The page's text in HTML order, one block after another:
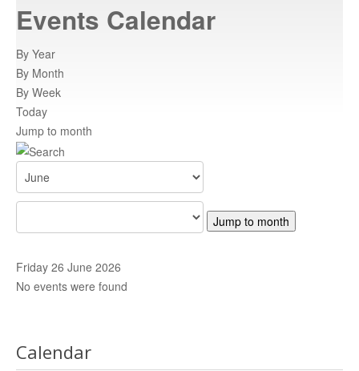
Atracții turistice
istoricul orasului
Informatii
informatii utile
Rent a car
inchiriaza o masina
Centre de promovare
retea nationala de informare
HARTA C.N.I.P.T
trimiteti un mesaj
Events Calendar
By Year
By Month
By Week
Today
Jump to month
Jump to month
Friday 26 June 2026
No events were found
Calendar